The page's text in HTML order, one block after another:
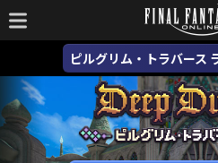
ピルグリム・トラバース